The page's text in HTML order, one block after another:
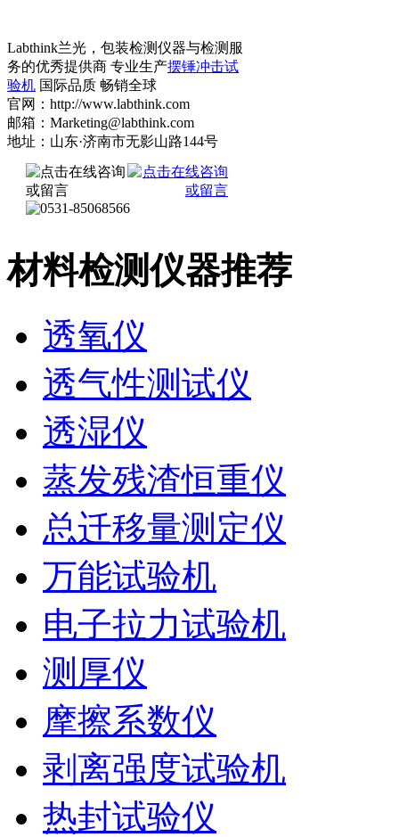
Labthink兰光，包装检测仪器与检测服
务的优秀提供商 专业生产摆锤冲击试
验机 国际品质 畅销全球
官网：http://www.labthink.com
邮箱：Marketing@labthink.com
地址：山东·济南市无影山路144号
材料检测仪器推荐
透氧仪
透气性测试仪
透湿仪
蒸发残渣恒重仪
总迁移量测定仪
万能试验机
电子拉力试验机
测厚仪
摩擦系数仪
剥离强度试验机
热封试验仪